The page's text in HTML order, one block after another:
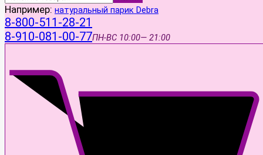
Например: натуральный парик Debra
8-800-511-28-21
8-910-081-00-77ПН-ВС 10:00— 21:00